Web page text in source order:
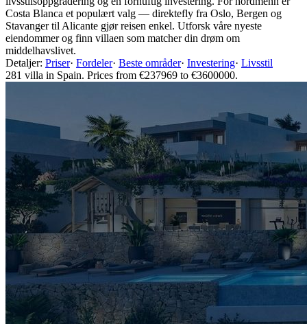
Costa Blanca et populært valg — direktefly fra Oslo, Bergen og
Stavanger til Alicante gjør reisen enkel. Utforsk våre nyeste
eiendommer og finn villaen som matcher din drøm om
middelhavslivet.
Detaljer: Priser· Fordeler· Beste områder· Investering· Livsstil
281 villa in Spain. Prices from €237969 to €3600000.